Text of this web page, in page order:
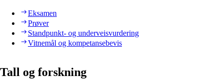
Eksamen
Prøver
Standpunkt- og underveisvurdering
Vitnemål og kompetansebevis
Tall og forskning